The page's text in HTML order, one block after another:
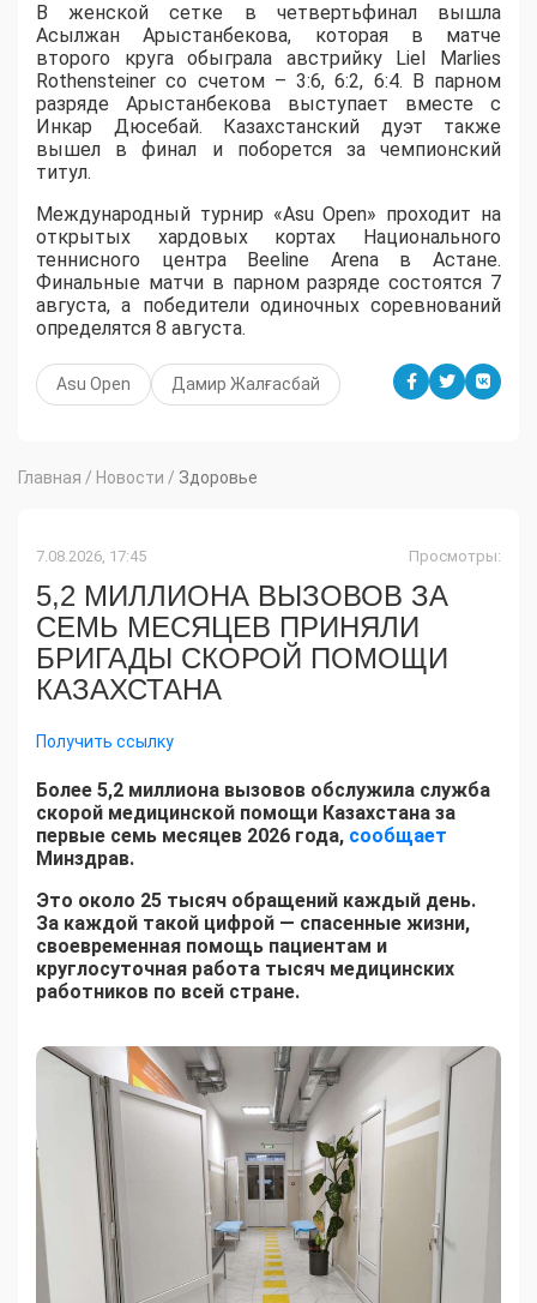
В женской сетке в четвертьфинал вышла
Асылжан Арыстанбекова, которая в матче
второго круга обыграла австрийку Liel Marlies
Rothensteiner со счетом – 3:6, 6:2, 6:4. В парном
разряде Арыстанбекова выступает вместе с
Инкар Дюсебай. Казахстанский дуэт также
вышел в финал и поборется за чемпионский
титул.
Международный турнир «Asu Open» проходит на
открытых хардовых кортах Национального
теннисного центра Beeline Arena в Астане.
Финальные матчи в парном разряде состоятся 7
августа, а победители одиночных соревнований
определятся 8 августа.
Asu Open Дамир Жалғасбай
Главная / Новости / Здоровье
7.08.2026, 17:45 Просмотры:
5,2 МИЛЛИОНА ВЫЗОВОВ ЗА
СЕМЬ МЕСЯЦЕВ ПРИНЯЛИ
БРИГАДЫ СКОРОЙ ПОМОЩИ
КАЗАХСТАНА
Получить ссылку
Более 5,2 миллиона вызовов обслужила служба
скорой медицинской помощи Казахстана за
первые семь месяцев 2026 года, сообщает
Минздрав.
Это около 25 тысяч обращений каждый день.
За каждой такой цифрой — спасенные жизни,
своевременная помощь пациентам и
круглосуточная работа тысяч медицинских
работников по всей стране.